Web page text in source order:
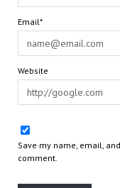
Email*
Website
Save my name, email,
comment.